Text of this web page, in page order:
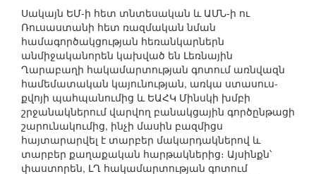
Սակայն ԵՄ-ի հետ տնտեսական և ԱՄՆ-ի ու
Ռուսաստանի հետ ռազմական նման
համագործակցության հեռանկարներն
անմիջականորեն կախված են Լեռնային
Ղարաբաղի հակամարտության գոտում առնվազն
համեմատական կայունության, առկա ստասուս-
քվոյի պահպանումից և ԵԱՀԿ Մինսկի խմբի
շրջանակներում վարվող բանակցային գործընթացի
շարունակումից, ինչի մասին բազմիցս
հայտարարվել է տարբեր մակարդակներով և
տարբեր քաղաքական հարթակներից։ Այսինքն՝
փաստորեն, ԼՂ հակամարտության գոտում